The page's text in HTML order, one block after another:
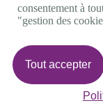
Facebook
Twitter
0 800 11 10 09
Nous contacter
Plateforme de
Gestion des
consentement à
"gestion des
Tout accepter